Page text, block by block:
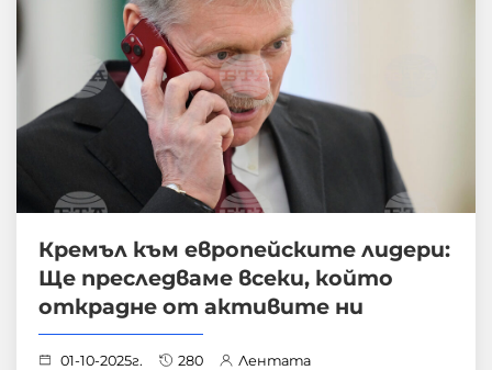
Кремъл към европейските лидери:
Ще преследваме всеки, който
открадне от активите ни
01-10-2025г. 280 Лентата